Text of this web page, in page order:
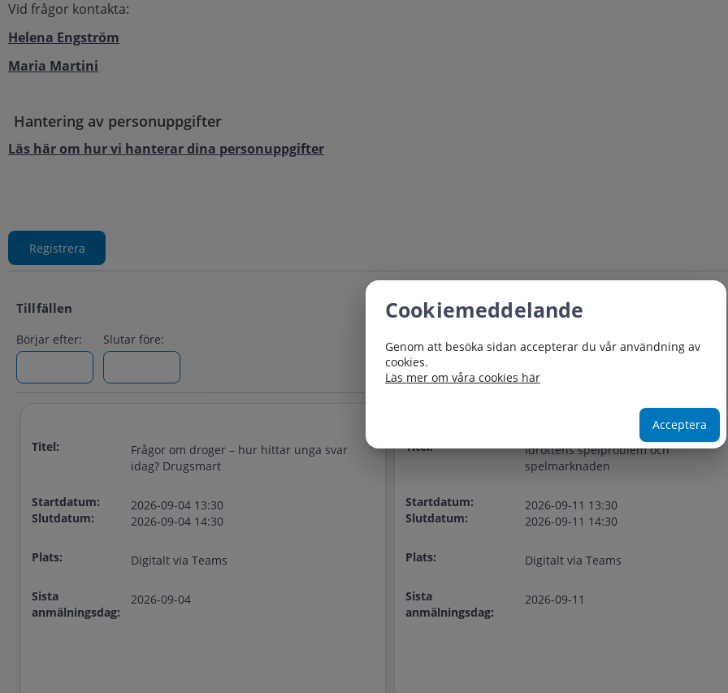
Vid frågor kontakta:
Helena Engström
Maria Martini
Hantering av personuppgifter
Läs här om hur vi hanterar dina personuppgifter
Tillfällen
Börjar efter: Slutar före:
Titel:
Frågor om droger – hur hittar unga svar
idag? Drugsmart
Startdatum:
Slutdatum:
2026-09-04 13:30
2026-09-04 14:30
Plats: Digitalt via Teams
Sista
anmälningsdag:
2026-09-04
Titel:
Idrottens spelproblem och
spelmarknaden
Startdatum:
Slutdatum:
2026-09-11 13:30
2026-09-11 14:30
Plats: Digitalt via Teams
Sista
anmälningsdag:
2026-09-11
Cookiemeddelande
Genom att besöka sidan accepterar du vår användning av
cookies.
Läs mer om våra cookies här
Acceptera